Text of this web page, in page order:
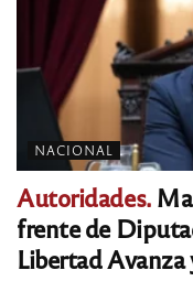
NACIONAL
Autoridades.
frente de
Libertad Avanza